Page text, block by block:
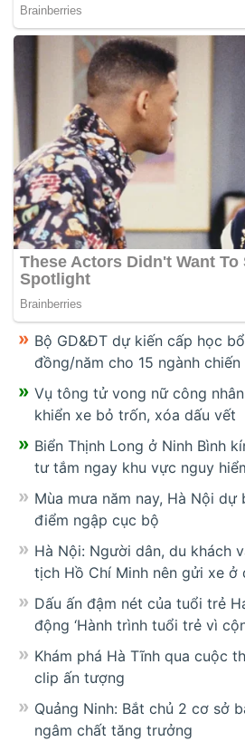
Bộ GD&ĐT dự kiến cấp học
đồng/năm cho 15 ngành chiến
Vụ tông tử vong nữ công
khiển xe bỏ trốn, xóa dấu vết
Biển Thịnh Long ở Ninh Bình
tư tắm ngay khu vực nguy
Mùa mưa năm nay, Hà Nội
điểm ngập cục bộ
Hà Nội: Người dân, du khách
tịch Hồ Chí Minh nên gửi xe ở
Dấu ấn đậm nét của tuổi trẻ
động ‘Hành trình tuổi trẻ vì
Khám phá Hà Tĩnh qua cuộc
clip ấn tượng
Quảng Ninh: Bắt chủ 2 cơ sở
ngâm chất tăng trưởng